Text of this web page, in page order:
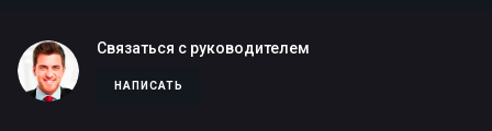
Связаться с руководителем
НАПИСАТЬ